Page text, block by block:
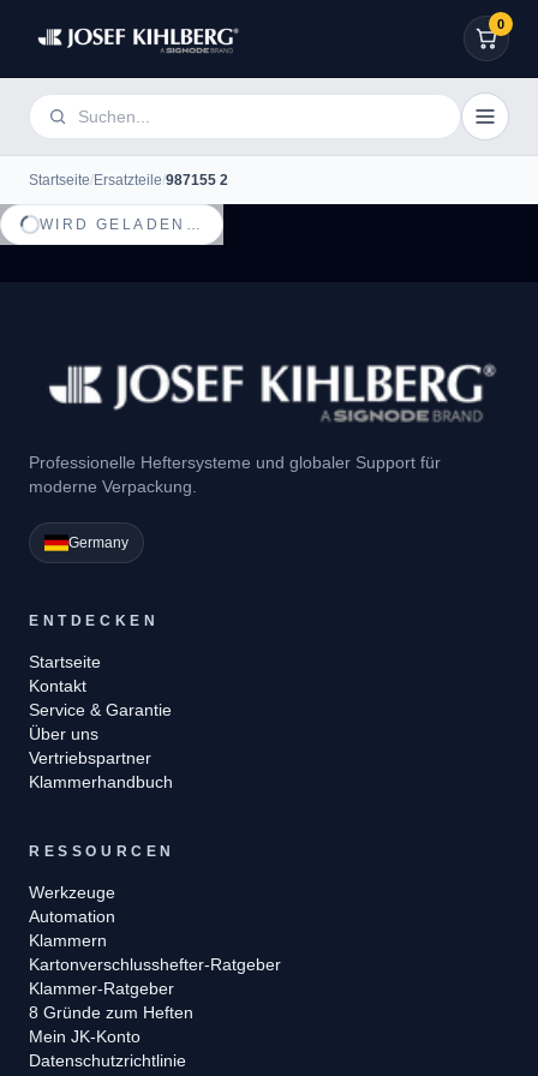
0
Startseite/Ersatzteile/987155 2
WIRD GELADEN…
Professionelle Heftersysteme und globaler Support für
moderne Verpackung.
Germany
ENTDECKEN
Startseite
Kontakt
Service & Garantie
Über uns
Vertriebspartner
Klammerhandbuch
RESSOURCEN
Werkzeuge
Automation
Klammern
Kartonverschlusshefter-Ratgeber
Klammer-Ratgeber
8 Gründe zum Heften
Mein JK-Konto
Datenschutzrichtlinie